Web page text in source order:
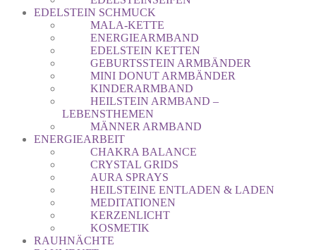
EDELSTEIN SCHMUCK
MALA-KETTE
ENERGIEARMBAND
EDELSTEIN KETTEN
GEBURTSSTEIN ARMBÄNDER
MINI DONUT ARMBÄNDER
KINDERARMBAND
HEILSTEIN ARMBAND –
LEBENSTHEMEN
MÄNNER ARMBAND
ENERGIEARBEIT
CHAKRA BALANCE
CRYSTAL GRIDS
AURA SPRAYS
HEILSTEINE ENTLADEN & LADEN
MEDITATIONEN
KERZENLICHT
KOSMETIK
RAUHNÄCHTE